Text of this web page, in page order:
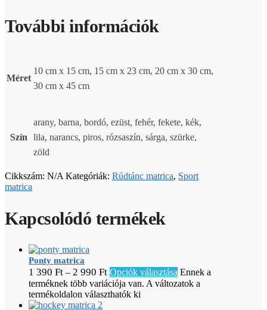
További információk
Méret
10 cm x 15 cm, 15 cm x 23 cm, 20 cm x 30 cm,
30 cm x 45 cm
Szín
arany, barna, bordó, ezüst, fehér, fekete, kék,
lila, narancs, piros, rózsaszín, sárga, szürke,
zöld
Cikkszám: N/A Kategóriák: Rúdtánc matrica, Sport
matrica
Kapcsolódó termékek
Ponty matrica
1 390 Ft – 2 990 Ft Opciók választása Ennek a
terméknek több variációja van. A változatok a
termékoldalon választhatók ki